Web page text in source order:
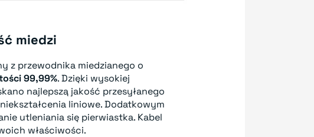
miedzi
z przewodnika miedzianego o
99,99%. Dzięki wysokiej
najlepszą jakość przesyłanego
liniowe. Dodatkowym
utleniania się pierwiastka. Kabel
właściwości.